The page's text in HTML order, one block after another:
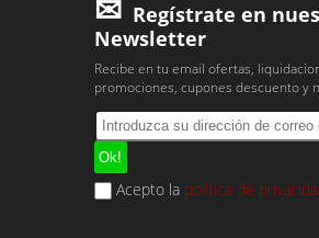
Regístrate en
Newsletter
Recibe en tu email ofertas,
promociones, cupones descuento y
Acepto la política de